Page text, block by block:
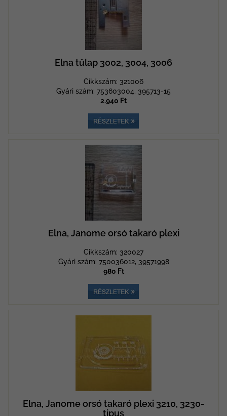
Elna tűlap 3002, 3004, 3006
Cikkszám: 321006
Gyári szám: 753603004, 395713-15
2.940 Ft
Elna, Janome orsó takaró plexi
Cikkszám: 320027
Gyári szám: 750036012, 39571998
980 Ft
Elna, Janome orsó takaró plexi 3210, 3230-
tipus